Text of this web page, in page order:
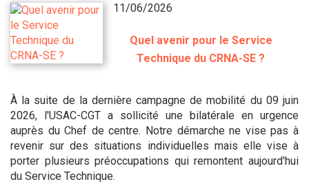
11/06/2026
Quel avenir pour le Service
Technique du CRNA-SE ?
À la suite de la dernière campagne de mobilité du 09 juin
2026, l'USAC-CGT a sollicité une bilatérale en urgence
auprès du Chef de centre. Notre démarche ne vise pas à
revenir sur des situations individuelles mais elle vise à
porter plusieurs préoccupations qui remontent aujourd'hui
du Service Technique.